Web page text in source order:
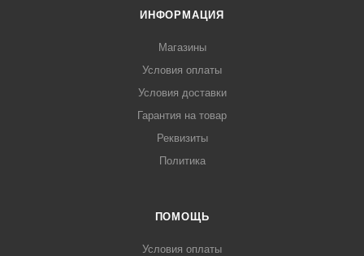
ИНФОРМАЦИЯ
Магазины
Условия оплаты
Условия доставки
Гарантия на товар
Реквизиты
Политика
ПОМОЩЬ
Условия оплаты